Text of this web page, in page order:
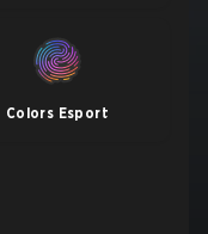
Colors Esport